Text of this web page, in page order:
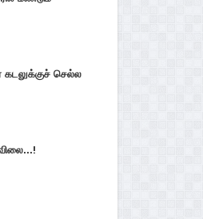
கடலுக்குச் செல்ல